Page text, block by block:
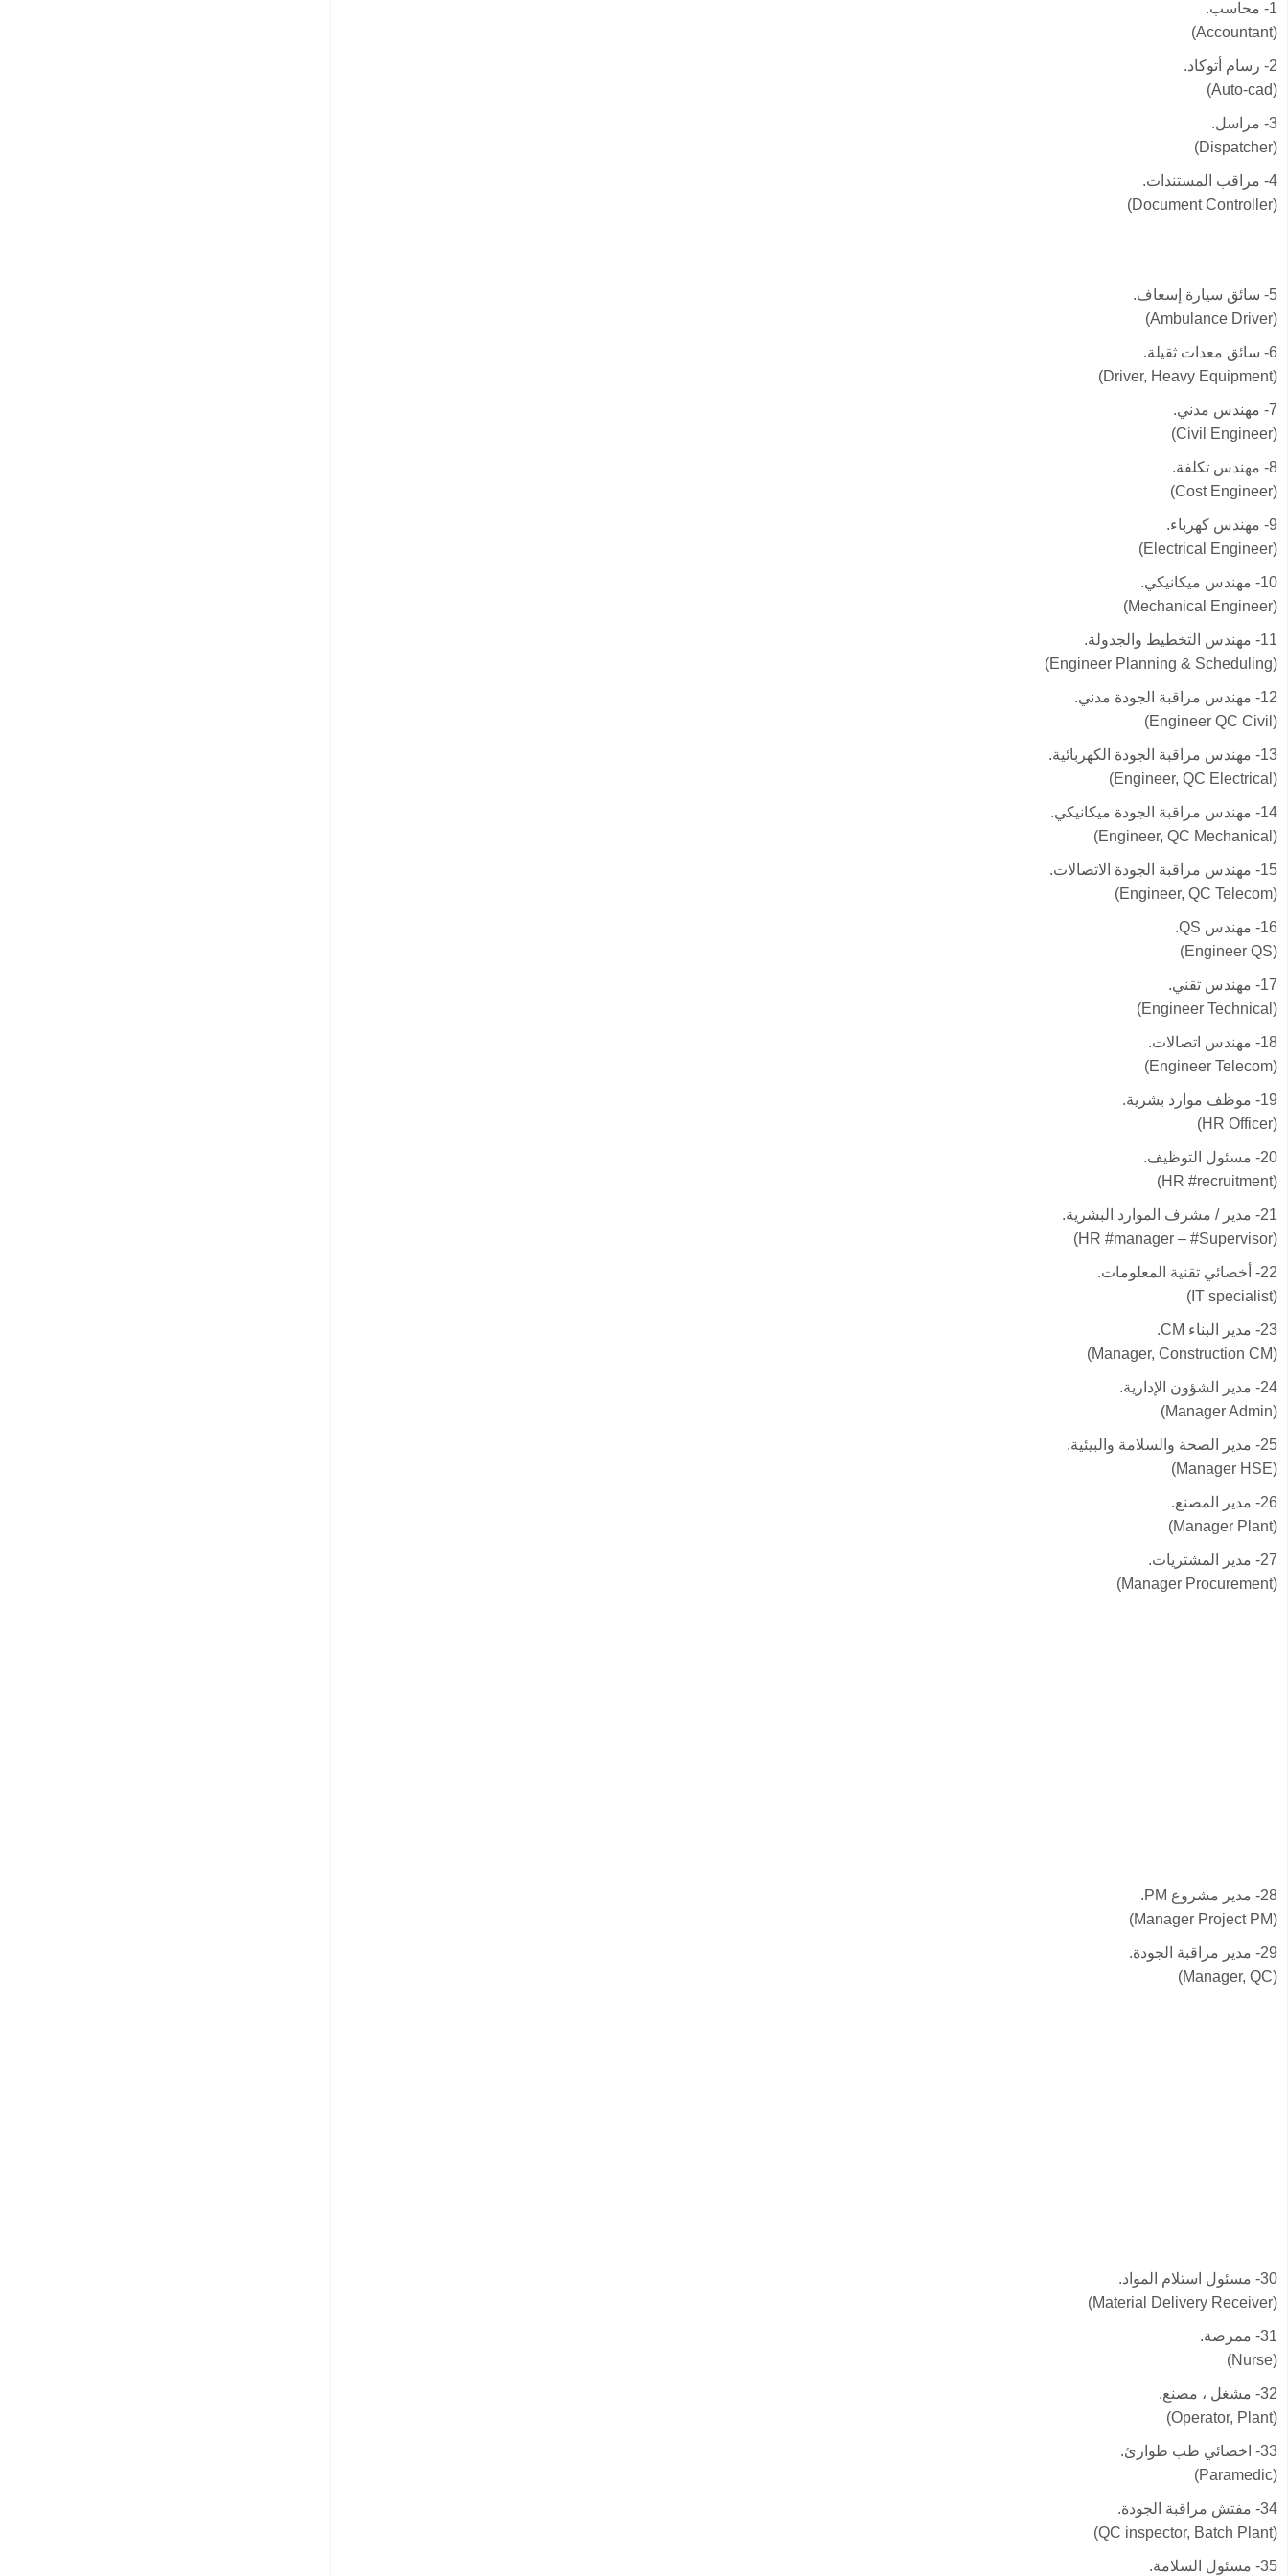
1- محاسب.
(Accountant)
2- رسام أتوكاد.
(Auto-cad)
3- مراسل.
(Dispatcher)
4- مراقب المستندات.
(Document Controller)
5- سائق سيارة إسعاف.
(Ambulance Driver)
6- سائق معدات ثقيلة.
(Driver, Heavy Equipment)
7- مهندس مدني.
(Civil Engineer)
8- مهندس تكلفة.
(Cost Engineer)
9- مهندس كهرباء.
(Electrical Engineer)
10- مهندس ميكانيكي.
(Mechanical Engineer)
11- مهندس التخطيط والجدولة.
(Engineer Planning & Scheduling)
12- مهندس مراقبة الجودة مدني.
(Engineer QC Civil)
13- مهندس مراقبة الجودة الكهربائية.
(Engineer, QC Electrical)
14- مهندس مراقبة الجودة ميكانيكي.
(Engineer, QC Mechanical)
15- مهندس مراقبة الجودة الاتصالات.
(Engineer, QC Telecom)
16- مهندس QS.
(Engineer QS)
17- مهندس تقني.
(Engineer Technical)
18- مهندس اتصالات.
(Engineer Telecom)
19- موظف موارد بشرية.
(HR Officer)
20- مسئول التوظيف.
(HR #recruitment)
21- مدير / مشرف الموارد البشرية.
(HR #manager – #Supervisor)
22- أخصائي تقنية المعلومات.
(IT specialist)
23- مدير البناء CM.
(Manager, Construction CM)
24- مدير الشؤون الإدارية.
(Manager Admin)
25- مدير الصحة والسلامة والبيئية.
(Manager HSE)
26- مدير المصنع.
(Manager Plant)
27- مدير المشتريات.
(Manager Procurement)
28- مدير مشروع PM.
(Manager Project PM)
29- مدير مراقبة الجودة.
(Manager, QC)
30- مسئول استلام المواد.
(Material Delivery Receiver)
31- ممرضة.
(Nurse)
32- مشغل ، مصنع.
(Operator, Plant)
33- اخصائي طب طوارئ.
(Paramedic)
34- مفتش مراقبة الجودة.
(QC inspector, Batch Plant)
35- مسئول السلامة.